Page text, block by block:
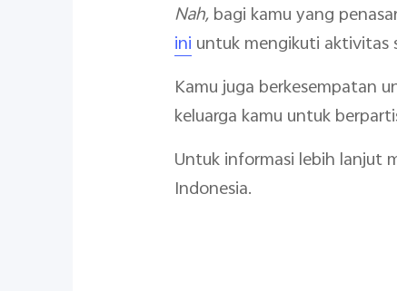
Nah,bagi kamu yang
ini untuk mengikuti aktivitas
Kamu juga berkesempatan
keluarga kamu untuk
Untuk informasi lebih lanjut
Indonesia.